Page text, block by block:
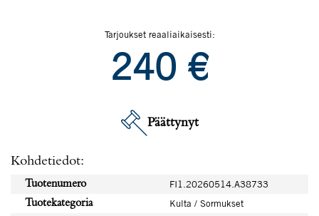
Tarjoukset reaaliaikaisesti:
240 €
Päättynyt
Kohdetiedot:
Tuotenumero
FI1.20260514.A38733
Tuotekategoria
Kulta / Sormukset